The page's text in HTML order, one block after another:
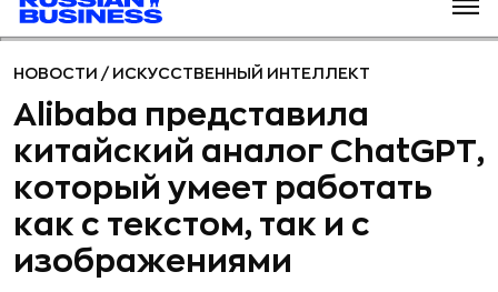
НОВОСТИ / ИСКУССТВЕННЫЙ ИНТЕЛЛЕКТ
Alibaba представила
китайский аналог ChatGPT,
который умеет работать
как с текстом, так и с
изображениями